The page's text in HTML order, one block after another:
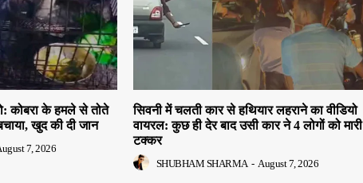
कोबरा के हमले से तोते
खुद की दी जान
7, 2026
सिवनी में चलती कार से हथियार लहराने का वीडियो
वायरल: कुछ ही देर बाद उसी कार ने 4 लोगों को मारी
टक्कर
SHUBHAM SHARMA - August 7, 2026